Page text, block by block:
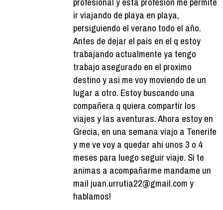
ir viajando de playa en playa,
persiguiendo el verano todo el año.
Antes de dejar el pais en el q estoy
trabajando actualmente ya tengo
trabajo asegurado en el proximo
destino y asi me voy moviendo de un
lugar a otro. Estoy buscando una
compañera q quiera compartir los
viajes y las aventuras. Ahora estoy en
Grecia, en una semana viajo a Tenerife
y me ve voy a quedar ahi unos 3 o 4
meses para luego seguir viaje. Si te
animas a acompañarme mandame un
mail juan.urrutia22@gmail.com y
hablamos!